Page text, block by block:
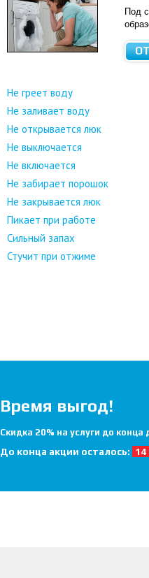
Под
Не греет воду
Не заливает воду
Не открывается люк
Не выключается
Не включается
Не забирает порошок
Не закрывается люк
Пикает при работе
Сильный запах
Стучит при отжиме
Время выгод!
Скидка 20% на услуги до конца
До конца акции осталось: 14